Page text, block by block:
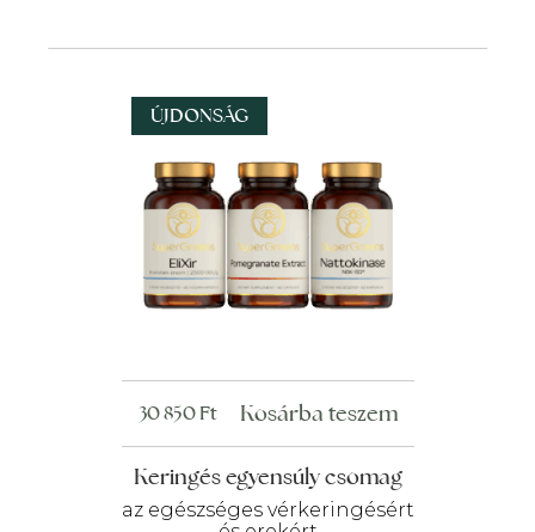
ÚJDONSÁG
Keringés egyensúly csomag
az egészséges vérkeringésért
30 850Ft Kosárba teszem